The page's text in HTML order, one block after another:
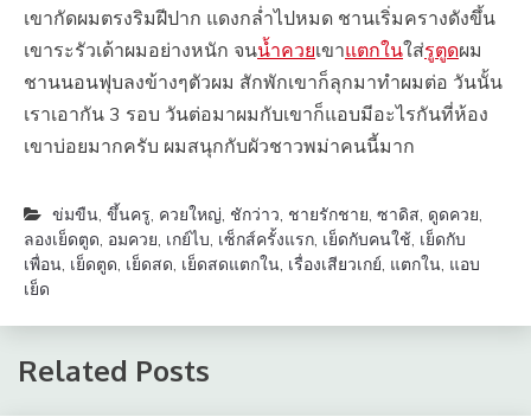
เขากัดผมตรงริมฝีปาก แดงกล่ำไปหมด ชานเริ่มครางดังขึ้น
เขาระรัวเด้าผมอย่างหนัก จนน้ำควยเขาแตกในใส่รูตูดผม
ชานนอนฟุบลงข้างๆตัวผม สักพักเขาก็ลุกมาทำผมต่อ วันนั้น
เราเอากัน 3 รอบ วันต่อมาผมกับเขาก็แอบมีอะไรกันที่ห้อง
เขาบ่อยมากครับ ผมสนุกกับผัวชาวพม่าคนนี้มาก
ข่มขืน, ขึ้นครู, ควยใหญ่, ชักว่าว, ชายรักชาย, ซาดิส, ดูดควย,
ลองเย็ดตูด, อมควย, เกย์ไบ, เซ็กส์ครั้งแรก, เย็ดกับคนใช้, เย็ดกับ
เพื่อน, เย็ดตูด, เย็ดสด, เย็ดสดแตกใน, เรื่องเสียวเกย์, แตกใน, แอบ
เย็ด
Related Posts